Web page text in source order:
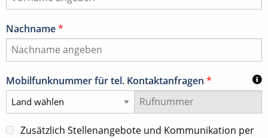
Nachname*
Mobilfunknummer für tel. Kontaktanfragen *
Zusätzlich Stellenangebote und Kommunikation per